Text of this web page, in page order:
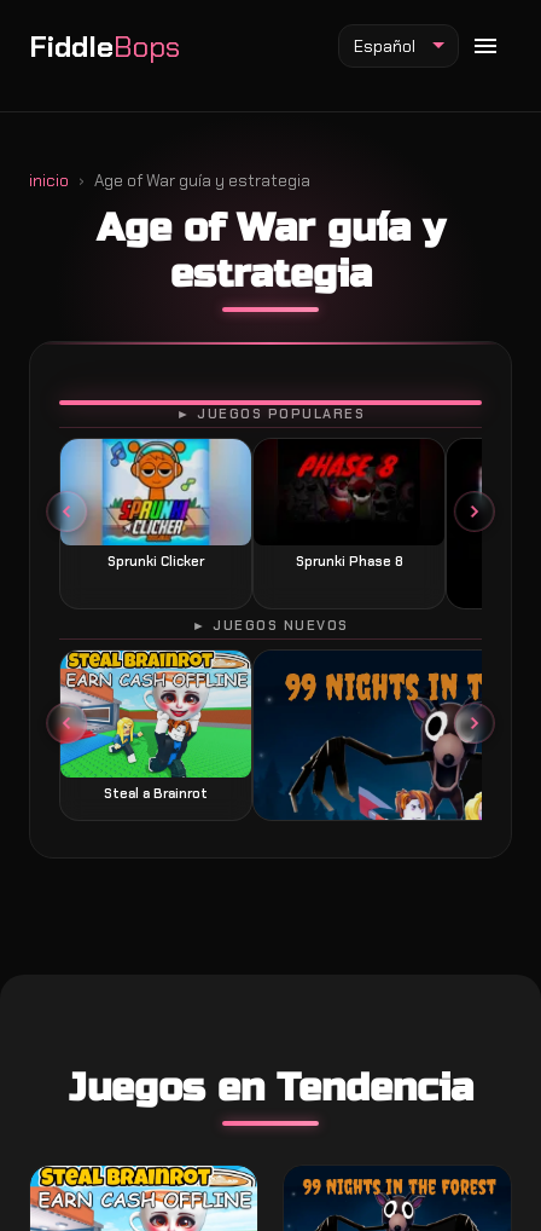
FiddleBops
Mod Fiddlebops
Mod Incredibox
Mod Sprunki
Español
inicio Age of War guía y estrategia
Age of War guía y
estrategia
► JUEGOS POPULARES
Sprunki Clicker Sprunki Phase 8
JUGAR
► JUEGOS NUEVOS
Steal a Brainrot
Juegos en Tendencia